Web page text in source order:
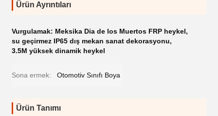
Ürün Ayrıntıları
Vurgulamak: Meksika Dia de los Muertos FRP heykel,
su geçirmez IP65 dış mekan sanat dekorasyonu,
3.5M yüksek dinamik heykel
Sona ermek: Otomotiv Sınıfı Boya
Ürün Tanımı